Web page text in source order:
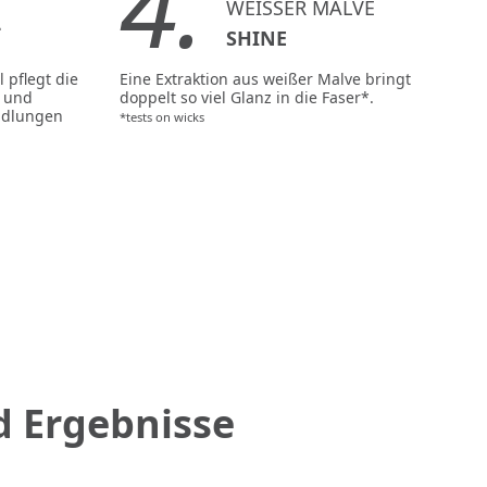
pflegt die
WEISSER MALVE
SHINE
Eine Extraktion aus weißer Malve bringt
doppelt so viel Glanz in die Faser*.
*tests on wicks
Ergebnisse